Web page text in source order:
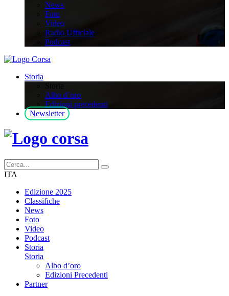
News
Foto
Video
Radio Ufficiale
Podcast
Storia
Albo d’oro
Edizioni precedenti
Newsletter
ITA
Edizione 2025
Classifiche
News
Foto
Video
Podcast
Storia
Storia
Albo d’oro
Edizioni Precedenti
Partner